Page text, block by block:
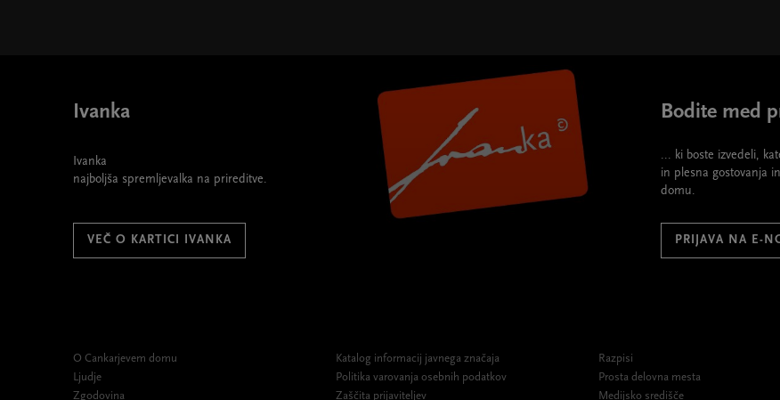
Ivanka
Ivanka
najboljša spremljevalka na prireditve.
VEČ O KARTICI IVANKA
Bodite med
... ki boste izvedeli,
in plesna gostovanja
domu.
PRIJAVA NA E-
O Cankarjevem domu
Ljudje
Zgodovina
Katalog informacij javnega značaja
Politika varovanja osebnih podatkov
Zaščita prijaviteljev
Razpisi
Prosta delovna mesta
Medijsko središče